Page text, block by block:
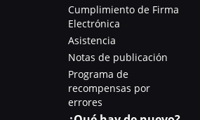
Cumplimiento de Firma
Electrónica
Asistencia
Notas de publicación
Programa de
recompensas por
errores